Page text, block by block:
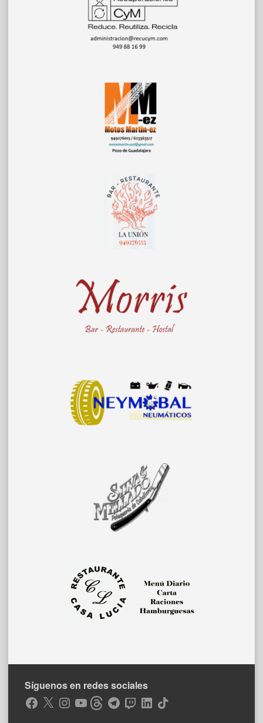
Síguenos en redes sociales
Facebook
X Instagram
YouTubeThreadsTelegramTwitchLinkedIn
TikTok